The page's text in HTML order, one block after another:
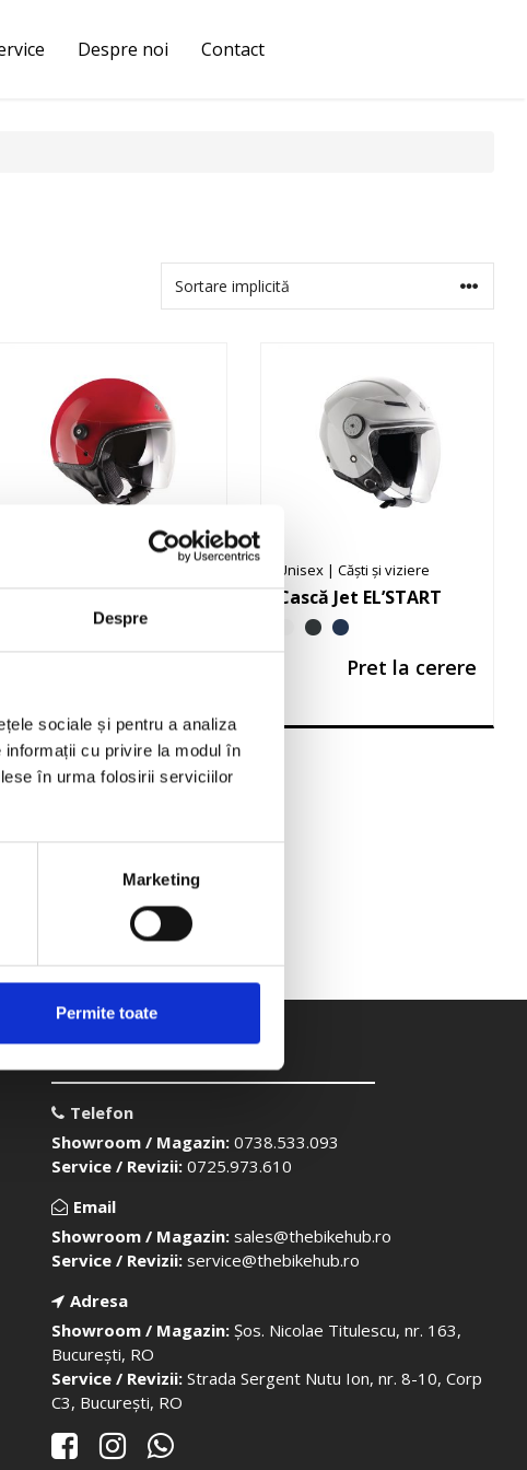
Despre
sociale și pentru a analiza
cu privire la modul în
în urma folosirii serviciilor
Marketing
Permite toate
Despre noi Contact
Cască Demi-Jet
Unisex| Căști și viziere
Cască Jet EL’START
Pret la cerere
Telefon
Showroom / Magazin: 0738.533.093
Service / Revizii: 0725.973.610
Email
Showroom / Magazin: sales@thebikehub.ro
Service / Revizii: service@thebikehub.ro
Adresa
Showroom / Magazin: Șos. Nicolae Titulescu, nr. 163,
București, RO
Service / Revizii: Strada Sergent Nutu Ion, nr. 8-10, Corp
C3, București, RO